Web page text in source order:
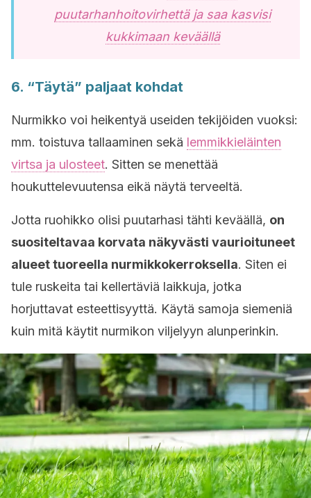
puutarhanhoitovirhettä ja saa kasvisi
kukkimaan keväällä
6. “Täytä” paljaat kohdat
Nurmikko voi heikentyä useiden tekijöiden vuoksi:
mm. toistuva tallaaminen sekä lemmikkieläinten
virtsa ja ulosteet. Sitten se menettää
houkuttelevuutensa eikä näytä terveeltä.
Jotta ruohikko olisi puutarhasi tähti keväällä, on
suositeltavaa korvata näkyvästi vaurioituneet
alueet tuoreella nurmikkokerroksella. Siten ei
tule ruskeita tai kellertäviä laikkuja, jotka
horjuttavat esteettisyyttä. Käytä samoja siemeniä
kuin mitä käytit nurmikon viljelyyn alunperinkin.